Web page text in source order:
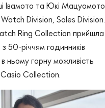
Івамото та Юкі Мацуомото
Division, Sales Division.
Ring Collection прийшла
50-річчям годинників
ньому гарну можливість
Collection.